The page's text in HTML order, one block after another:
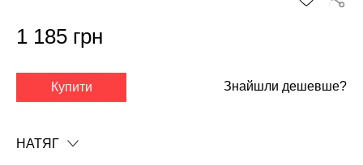
1 185 грн
Купити Знайшли дешевше?
НАТЯГ